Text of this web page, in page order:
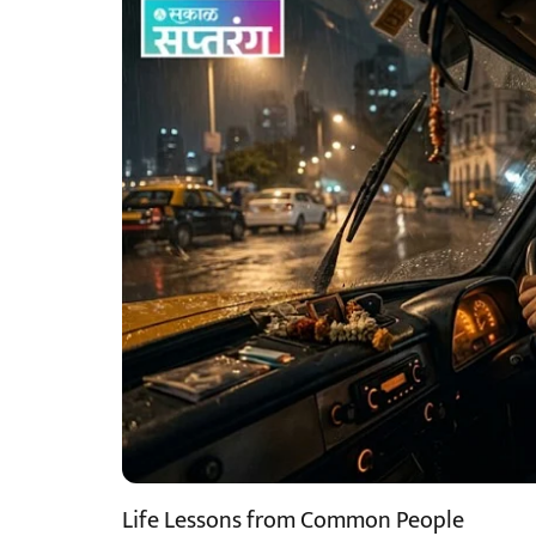
Life Lessons from Common People